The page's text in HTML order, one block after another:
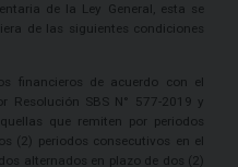
de la Ley General, esta se
de las siguientes condiciones
financieros de acuerdo con el
Resolución SBS N° 577-2019 y
que remiten por periodos
(2) periodos consecutivos en el
alternados en plazo de dos (2)